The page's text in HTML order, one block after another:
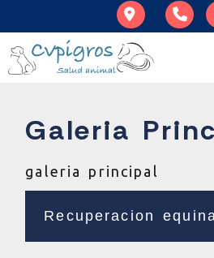
Galeria
galeria principal
Recuperacion